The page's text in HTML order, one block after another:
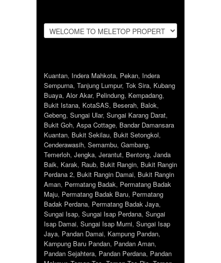
Kuantan, Indera Mahkota, Pekan, Indera
Sempurna, Tanjung Lumpur, Tok Sira, Kubang
Buaya, Alor Akar, Pelindung, Kempadang,
Bukit Istana, KotaSAS, Beserah, Balok,
Gebeng, Sungai Ular, Sungai Karang Darat,
Bukit Goh, Aspa Cottage, Bandar Damansara
Kuantan, Bukit Sekilau, Bukit Setongkol,
Cenderawasih, Semambu, Gambang,
Temerloh, Jengka, Jerantut, Bentong, Janda
Baik, Karak, Raub, Bukit Rangin, Bukit Rangin
Perdana 2, Bukit Rangin Damai, Bukit Rangin
Aman, Permatang Badak, Permatang Badak
Maju, Permatang Badak Baru, Permatang
Badak Perdana, Permatang Badak Jaya,
Sungai Isap, Sungai Isap Perdana, Sungai
Isap Damai, Sungai Isap Murni, Sungai Isap
Jaya, Pandan Damai, Kampung Pandan,
Kampung Baru Pandan, Pandan Aman,
Pandan Sejahtera, Pandan Perdana, Pandan